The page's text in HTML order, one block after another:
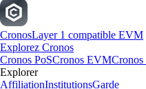
CronosLayer 1 compatible EVM
Explorez Cronos
Cronos PoSCronos EVM
Explorer
AffiliationInstitutionsGarde